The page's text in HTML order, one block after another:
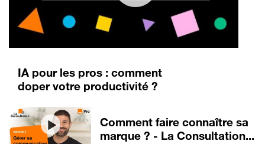
IA pour les pros : comment
doper votre productivité ?
Comment faire connaître sa
marque ? - La Consultation...